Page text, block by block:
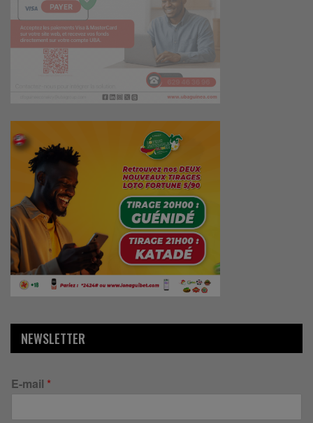
NEWSLETTER
E-mail *